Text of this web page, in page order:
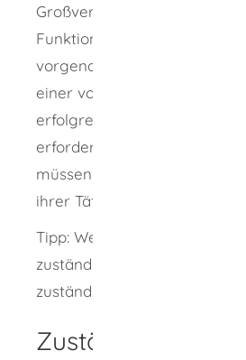
Großveranstaltungen, jeweils
Funktion) ist statt des
vorgenannten Unterrichtung
einer vor der Industrie- und
erfolgreich abgelegten
erforderlich.
müssen sie die
ihrer Tätigkeit der
Tipp: Weitere Auskünfte
zuständigen
zuständigen Industrie- und
Zuständige Stelle